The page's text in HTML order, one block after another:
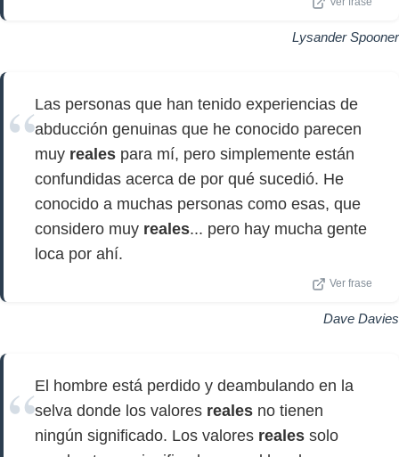
Lysander Spooner
Las personas que han tenido experiencias de
abducción genuinas que he conocido parecen
muy reales para mí, pero simplemente están
confundidas acerca de por qué sucedió. He
conocido a muchas personas como esas, que
considero muy reales... pero hay mucha gente
loca por ahí.
Ver frase
Dave Davies
El hombre está perdido y deambulando en la
selva donde los valores reales no tienen
ningún significado. Los valores reales solo